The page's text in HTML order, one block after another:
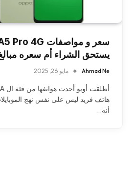
يستحق الشراء أم سعره
Ahmad Ne مايو 26, 2025
هاتف فريد ليس على نفس نهج
أنه…